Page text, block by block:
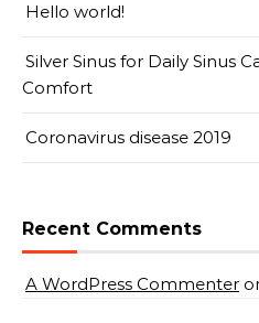
Hello world!
Silver Sinus for Daily Sinus
Comfort
Coronavirus disease 2019
Recent Comments
A WordPress Commenter